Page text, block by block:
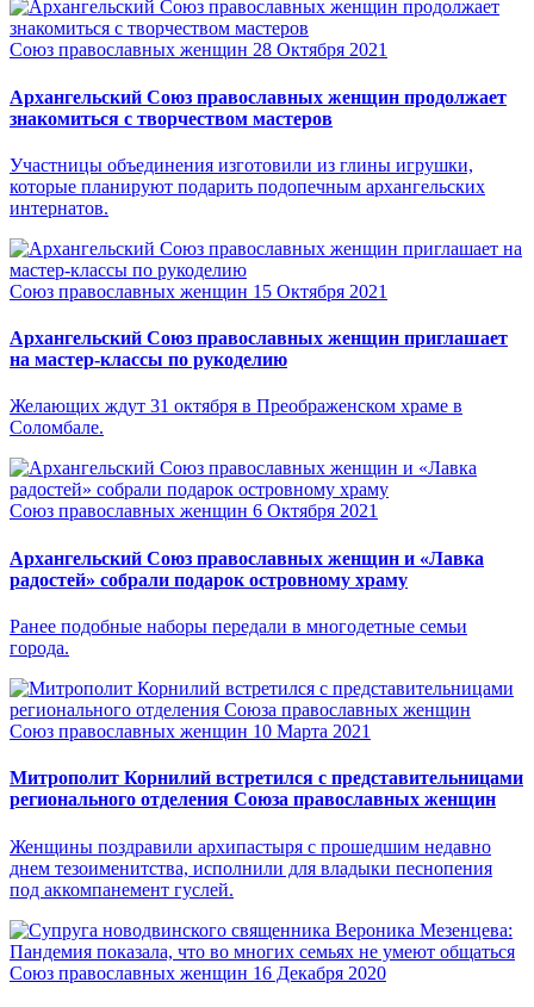
Союз православных женщин 28 Октября 2021
Архангельский Союз православных женщин продолжает
знакомиться с творчеством мастеров
Участницы объединения изготовили из глины игрушки,
которые планируют подарить подопечным архангельских
интернатов.
Союз православных женщин 15 Октября 2021
Архангельский Союз православных женщин приглашает
на мастер-классы по рукоделию
Желающих ждут 31 октября в Преображенском храме в
Соломбале.
Союз православных женщин 6 Октября 2021
Архангельский Союз православных женщин и «Лавка
радостей» собрали подарок островному храму
Ранее подобные наборы передали в многодетные семьи
города.
Союз православных женщин 10 Марта 2021
Митрополит Корнилий встретился с представительницами
регионального отделения Союза православных женщин
Женщины поздравили архипастыря с прошедшим недавно
днем тезоименитства, исполнили для владыки песнопения
под аккомпанемент гуслей.
Союз православных женщин 16 Декабря 2020